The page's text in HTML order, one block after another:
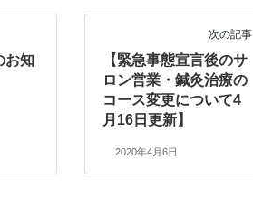
お知
次の記事
【緊急事態宣言後のサ
ロン営業・鍼灸治療の
コース変更について4
月16日更新】
2020年4月6日